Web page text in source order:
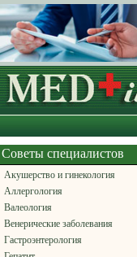
Советы специалистов
Акушерство и гинекология
Аллергология
Валеология
Венерические заболевания
Гастроэнтерология